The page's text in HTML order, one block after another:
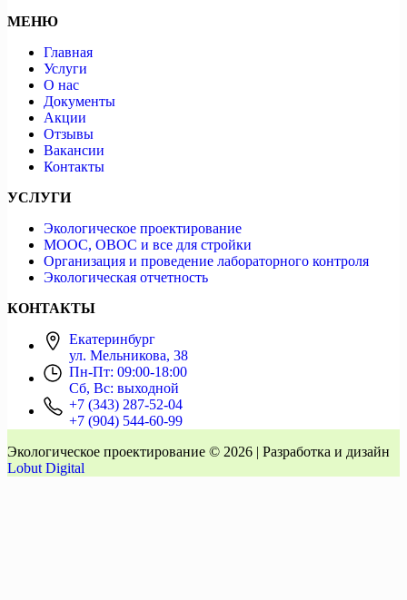
МЕНЮ
Главная
Услуги
О нас
Документы
Акции
Отзывы
Вакансии
Контакты
УСЛУГИ
Экологическое проектирование
МООС, ОВОС и все для стройки
Организация и проведение лабораторного контроля
Экологическая отчетность
КОНТАКТЫ
Екатеринбург
ул. Мельникова, 38
Пн-Пт: 09:00-18:00
Сб, Вс: выходной
+7 (343) 287-52-04
+7 (904) 544-60-99
Экологическое проектирование © 2026 | Разработка и дизайн
Lobut Digital